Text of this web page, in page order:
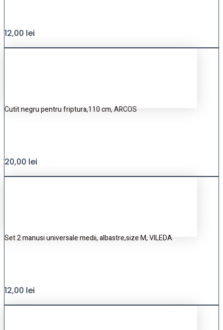
12,00 lei
Cutit negru pentru friptura,110 cm, ARCOS
20,00 lei
Set 2 manusi universale medii, albastre,size M, VILEDA
12,00 lei